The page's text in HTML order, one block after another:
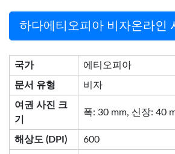
하다에티오피아 비자온라인
국가 에티오피아
문서 유형 비자
여권 사진 크
기
폭: 30 mm, 신장: 40
해상도 (DPI) 600